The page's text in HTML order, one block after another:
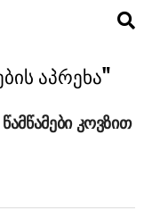
აპრეხა"
კოვზით